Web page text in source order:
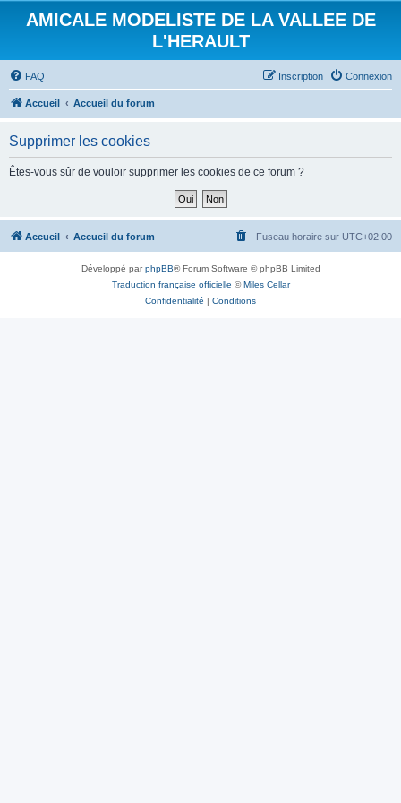
AMICALE MODELISTE DE LA VALLEE DE
L'HERAULT
FAQ Connexion
Inscription
Accueil Accueil du forum
Supprimer les cookies
Êtes-vous sûr de vouloir supprimer les cookies de ce forum ?
Accueil Accueil du forum Fuseau horaire sur UTC+02:00
Développé parphpBB® Forum Software © phpBB Limited
Traduction française officielle ©Miles Cellar
Confidentialité | Conditions